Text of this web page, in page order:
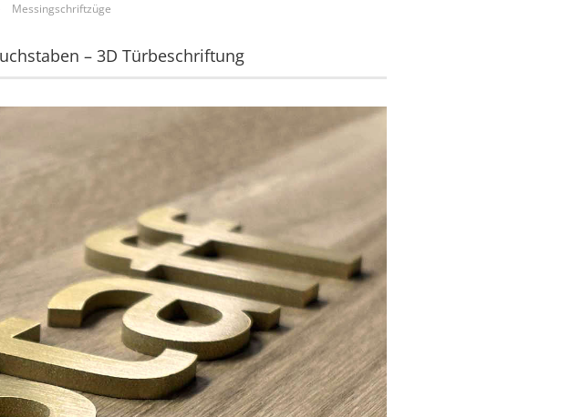
Edelstahl
für Holz
Abstandhalter
Folienbeschriftung
Messingschriftzüge
– 3D Türbeschriftung